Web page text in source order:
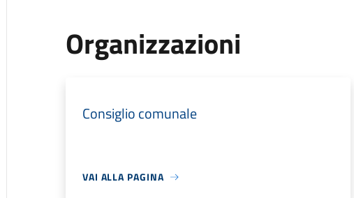
Organizzazioni
Consiglio comunale
VAI ALLA PAGINA